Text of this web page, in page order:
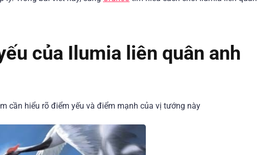
của Ilumia liên quân anh
cần hiểu rõ điểm yếu và điểm mạnh của vị tướng này